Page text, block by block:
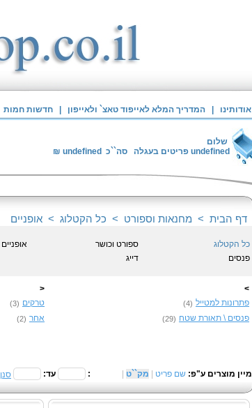
המדריך המלא לאייפוד טאצ` ולאייפון חדשות חמות
שלום
undefined פריטים בעגלה סה``כ undefined
₪
דף הבית > מחנאות וספורט > כל הקטלוג > אופניים
כל הקטלוג ספורט וכושר
אופניים
פנסים
דייג
>
פתרונות למטייל (4)
פנסים \ תאורת שטח (29)
<
טרקים (3)
אחר (2)
מיין מוצרים ע"פ: שם פריט מק``ט : עד: סנן